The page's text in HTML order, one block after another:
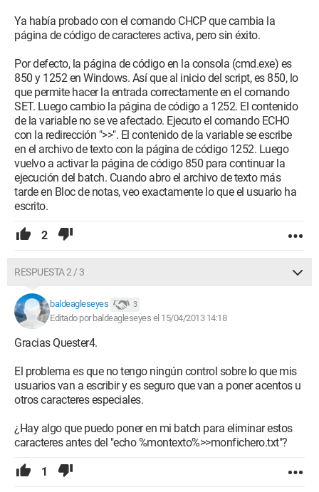
Ya había probado con el comando CHCP que cambia la
página de código de caracteres activa, pero sin éxito.
Por defecto, la página de código en la consola (cmd.exe) es
850 y 1252 en Windows. Así que al inicio del script, es 850, lo
que permite hacer la entrada correctamente en el comando
SET. Luego cambio la página de código a 1252. El contenido
de la variable no se ve afectado. Ejecuto el comando ECHO
con la redirección ">>". El contenido de la variable se escribe
en el archivo de texto con la página de código 1252. Luego
vuelvo a activar la página de código 850 para continuar la
ejecución del batch. Cuando abro el archivo de texto más
tarde en Bloc de notas, veo exactamente lo que el usuario ha
escrito.
2
RESPUESTA 2 / 3
baldeagleseyes 3
Editado por baldeagleseyes el 15/04/2013 14:18
Gracias Quester4.
El problema es que no tengo ningún control sobre lo que mis
usuarios van a escribir y es seguro que van a poner acentos u
otros caracteres especiales.
¿Hay algo que puedo poner en mi batch para eliminar estos
caracteres antes del "echo %montexto%>>monfichero.txt"?
1